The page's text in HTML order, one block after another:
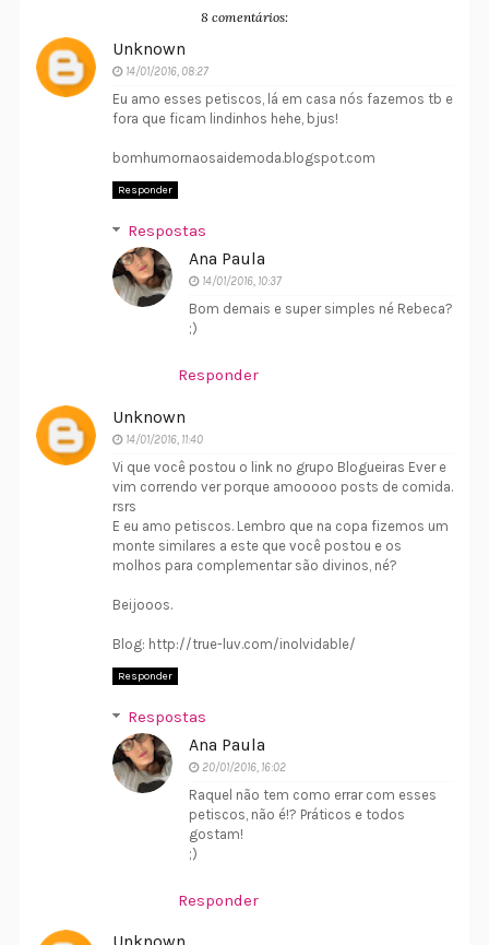
8 comentários:
Unknown
14/01/2016, 08:27
Eu amo esses petiscos, lá em casa nós fazemos tb e
fora que ficam lindinhos hehe, bjus!
bomhumornaosaidemoda.blogspot.com
Responder
Respostas
Ana Paula
14/01/2016, 10:37
Bom demais e super simples né Rebeca?
;)
Responder
Unknown
14/01/2016, 11:40
Vi que você postou o link no grupo Blogueiras Ever e
vim correndo ver porque amooooo posts de comida.
rsrs
E eu amo petiscos. Lembro que na copa fizemos um
monte similares a este que você postou e os
molhos para complementar são divinos, né?
Beijooos.
Blog: http://true-luv.com/inolvidable/
Responder
Respostas
Ana Paula
20/01/2016, 16:02
Raquel não tem como errar com esses
petiscos, não é!? Práticos e todos
gostam!
;)
Responder